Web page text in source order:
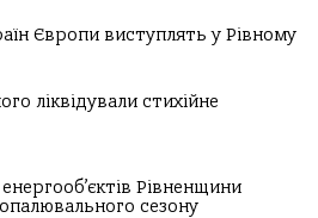
Європи виступлять у Рівному
ліквідували стихійне
Рівненщини
сезону